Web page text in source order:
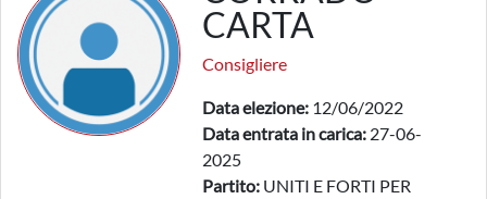
CARTA
Consigliere
Data elezione: 12/06/2022
Data entrata in carica: 27-06-
2025
Partito: UNITI E FORTI PER